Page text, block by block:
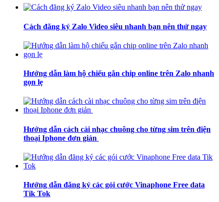
Cách đăng ký Zalo Video siêu nhanh bạn nên thử ngay
Hướng dẫn làm hộ chiếu gắn chip online trên Zalo nhanh
gọn lẹ
Hướng dẫn cách cài nhạc chuông cho từng sim trên điện
thoại Iphone đơn giản
Hướng dẫn đăng ký các gói cước Vinaphone Free data
Tik Tok